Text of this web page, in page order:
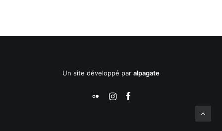
Un site développé par alpagate